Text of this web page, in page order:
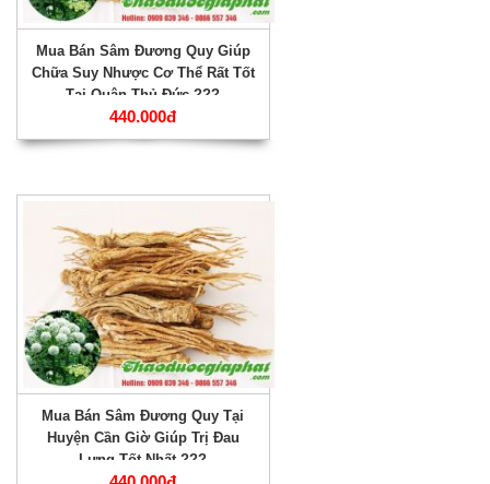
Mua Bán Sâm Đương Quy Giúp
Chữa Suy Nhược Cơ Thể Rất Tốt
Tại Quận Thủ Đức ???
440.000đ
Mua Bán Sâm Đương Quy Tại
Huyện Cần Giờ Giúp Trị Đau
Lưng Tốt Nhất ???